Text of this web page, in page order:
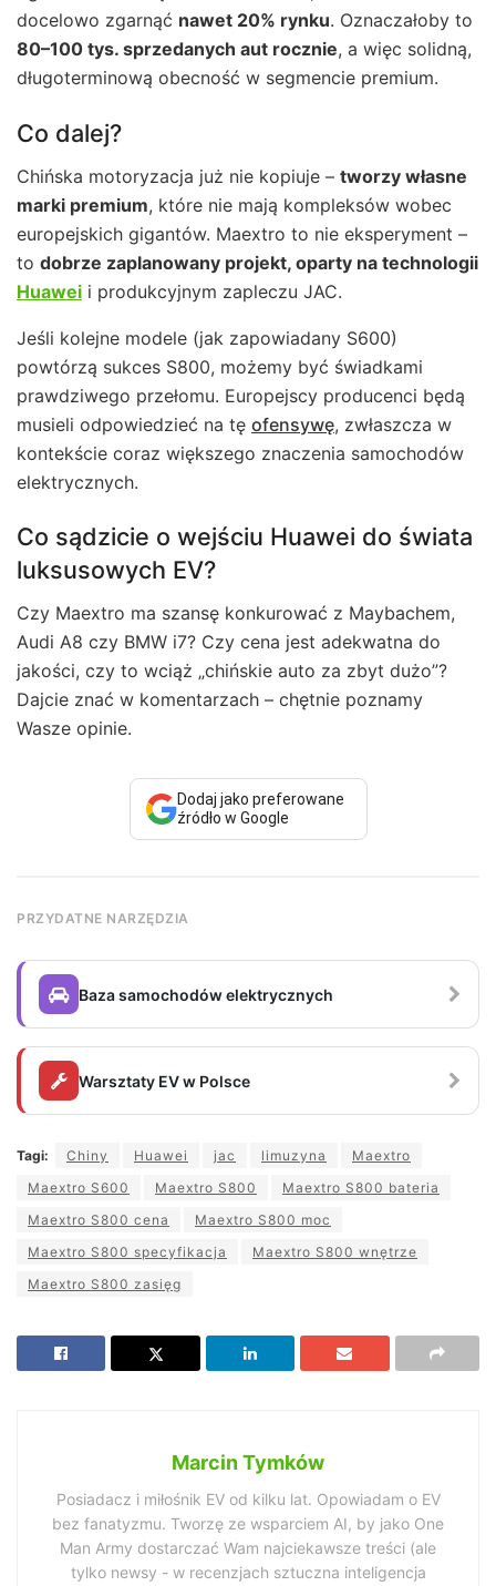
docelowo zgarnąć nawet 20% rynku. Oznaczałoby to
80–100 tys. sprzedanych aut rocznie, a więc solidną,
długoterminową obecność w segmencie premium.
Co dalej?
Chińska motoryzacja już nie kopiuje – tworzy własne
marki premium, które nie mają kompleksów wobec
europejskich gigantów. Maextro to nie eksperyment –
to dobrze zaplanowany projekt, oparty na technologii
Huawei i produkcyjnym zapleczu JAC.
Jeśli kolejne modele (jak zapowiadany S600)
powtórzą sukces S800, możemy być świadkami
prawdziwego przełomu. Europejscy producenci będą
musieli odpowiedzieć na tę ofensywę, zwłaszcza w
kontekście coraz większego znaczenia samochodów
elektrycznych.
Co sądzicie o wejściu Huawei do świata
luksusowych EV?
Czy Maextro ma szansę konkurować z Maybachem,
Audi A8 czy BMW i7? Czy cena jest adekwatna do
jakości, czy to wciąż „chińskie auto za zbyt dużo”?
Dajcie znać w komentarzach – chętnie poznamy
Wasze opinie.
Dodaj jako preferowane
źródło w Google
PRZYDATNE NARZĘDZIA
Baza samochodów elektrycznych
Warsztaty EV w Polsce
Tagi: Chiny Huawei jac limuzyna
Maextro
Maextro S600
Maextro S800
Maextro S800 bateria
Maextro S800 cena
Maextro S800 moc
Maextro S800 specyfikacja
Maextro S800 wnętrze
Maextro S800 zasięg
Marcin Tymków
Posiadacz i miłośnik EV od kilku lat. Opowiadam o EV
bez fanatyzmu. Tworzę ze wsparciem AI, by jako One
Man Army dostarczać Wam najciekawsze treści (ale
tylko newsy - w recenzjach sztuczna inteligencja